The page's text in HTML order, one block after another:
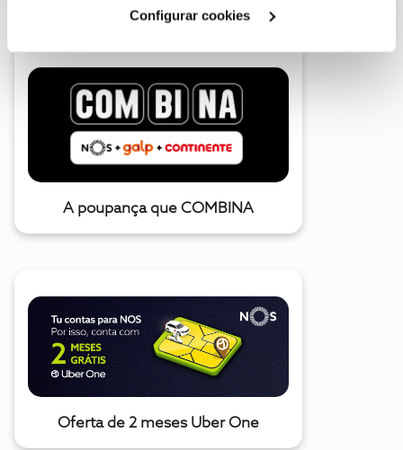
Configurar cookies
A poupança que COMBINA
Oferta de 2 meses Uber One